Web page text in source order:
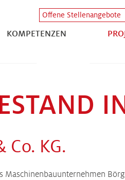
Offene Stellenangebote
KOMPETENZEN
KG.